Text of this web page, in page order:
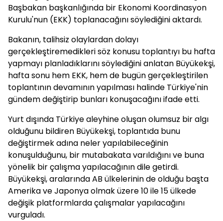
Başbakan başkanlığında bir Ekonomi Koordinasyon
Kurulu'nun (EKK) toplanacağını söylediğini aktardı.
Bakanın, talihsiz olaylardan dolayı
gerçekleştiremedikleri söz konusu toplantıyı bu hafta
yapmayı planladıklarını söylediğini anlatan Büyükekşi,
hafta sonu hem EKK, hem de bugün gerçekleştirilen
toplantının devamının yapılması halinde Türkiye'nin
gündem değiştirip bunları konuşacağını ifade etti.
Yurt dışında Türkiye aleyhine oluşan olumsuz bir algı
olduğunu bildiren Büyükekşi, toplantıda bunu
değiştirmek adına neler yapılabileceğinin
konuşulduğunu, bir mutabakata varıldığını ve buna
yönelik bir çalışma yapılacağının dile getirdi.
Büyükekşi, aralarında AB ülkelerinin de olduğu başta
Amerika ve Japonya olmak üzere 10 ile 15 ülkede
değişik platformlarda çalışmalar yapılacağını
vurguladı.